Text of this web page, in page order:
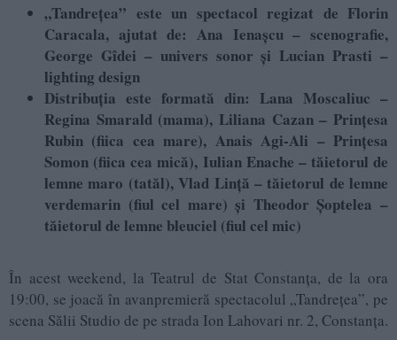
„Tandrețea” este un spectacol regizat de Florin
Caracala, ajutat de: Ana Ienașcu – scenografie,
George Gîdei – univers sonor și Lucian Prasti –
lighting design
Distribuția este formată din: Lana Moscaliuc –
Regina Smarald (mama), Liliana Cazan – Prințesa
Rubin (fiica cea mare), Anais Agi-Ali – Prințesa
Somon (fiica cea mică), Iulian Enache – tăietorul de
lemne maro (tatăl), Vlad Lință – tăietorul de lemne
verdemarin (fiul cel mare) și Theodor Șoptelea –
tăietorul de lemne bleuciel (fiul cel mic)
În acest weekend, la Teatrul de Stat Constanța, de la ora
19:00, se joacă în avanpremieră spectacolul „Tandrețea”, pe
scena Sălii Studio de pe strada Ion Lahovari nr. 2, Constanța.